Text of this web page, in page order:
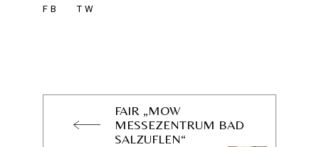
FB TW
FAIR „MOW
MESSEZENTRUM BAD
SALZUFLEN“